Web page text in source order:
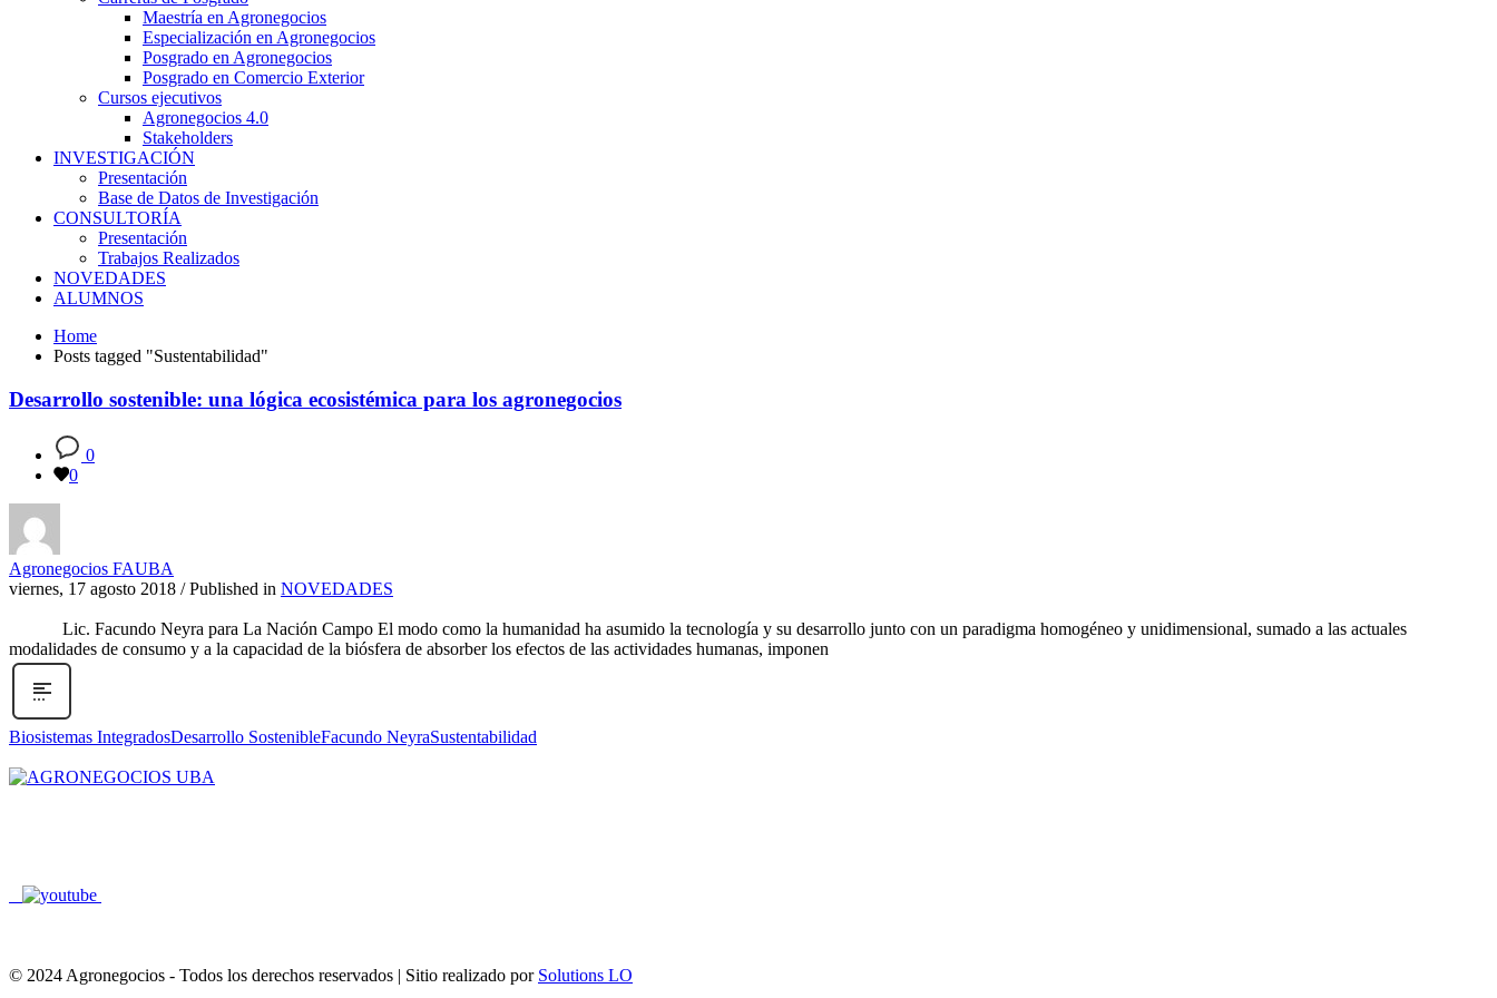
Maestría en Agronegocios
Especialización en Agronegocios
Posgrado en Agronegocios
Posgrado en Comercio Exterior
Cursos ejecutivos
Agronegocios 4.0
Stakeholders
INVESTIGACIÓN
Presentación
Base de Datos de Investigación
CONSULTORÍA
Presentación
Trabajos Realizados
NOVEDADES
ALUMNOS
Home
Posts tagged "Sustentabilidad"
Desarrollo sostenible: una lógica ecosistémica para los agronegocios
0
0
Agronegocios FAUBA
viernes, 17 agosto 2018 / Published in NOVEDADES
Lic. Facundo Neyra para La Nación Campo El modo como la humanidad ha asumido la tecnología y su desarrollo junto con un paradigma homogéneo y unidimensional, sumado a las actuales
modalidades de consumo y a la capacidad de la biósfera de absorber los efectos de las actividades humanas, imponen
Biosistemas IntegradosDesarrollo SostenibleFacundo NeyraSustentabilidad
© 2024 Agronegocios - Todos los derechos reservados | Sitio realizado por Solutions LO